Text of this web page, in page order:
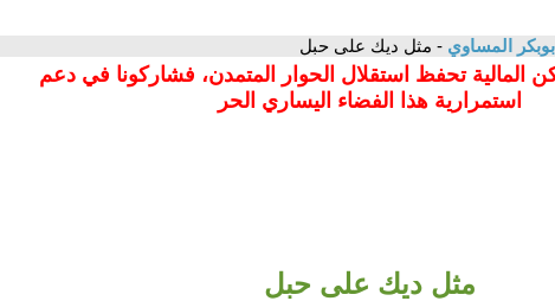
المساوي - مثل ديك على حبل
المالية تحفظ استقلال الحوار المتمدن، فشاركونا في دعم
استمرارية هذا الفضاء اليساري الحر
مثل ديك على حبل